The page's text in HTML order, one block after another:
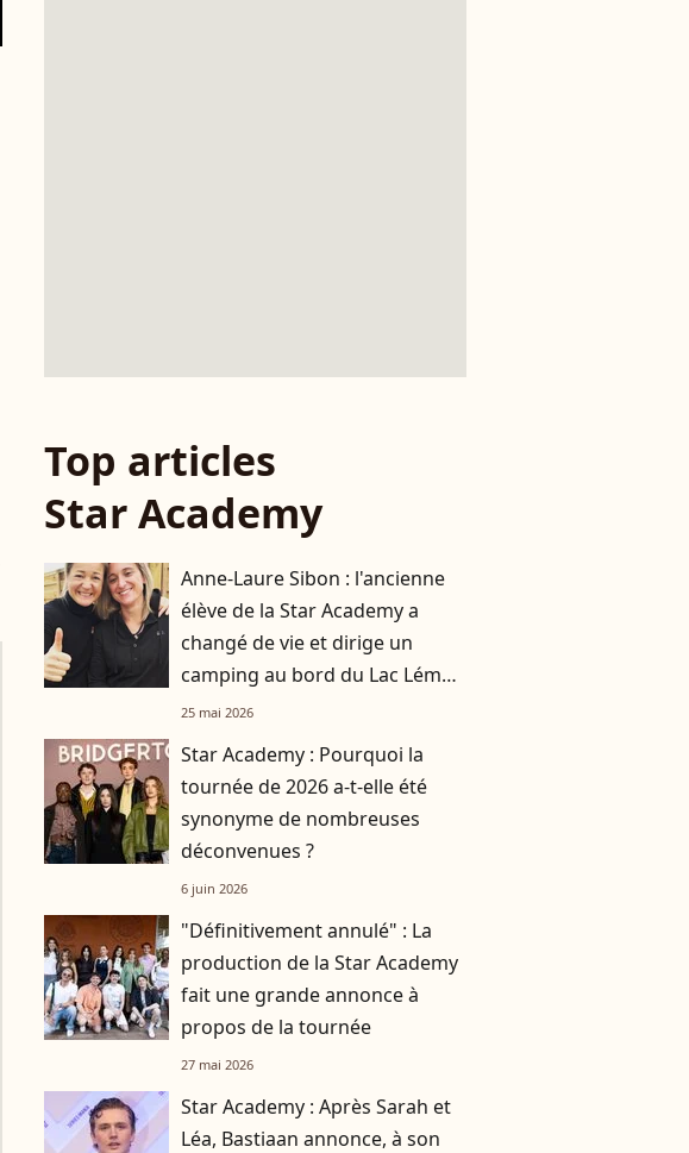
Top articles
Star Academy
Anne-Laure Sibon : l'ancienne
élève de la Star Academy a
changé de vie et dirige un
camping au bord du Lac Léman
avec sa compagne
25 mai 2026
Star Academy : Pourquoi la
tournée de 2026 a-t-elle été
synonyme de nombreuses
déconvenues ?
6 juin 2026
"Définitivement annulé" : La
production de la Star Academy
fait une grande annonce à
propos de la tournée
27 mai 2026
Star Academy : Après Sarah et
Léa, Bastiaan annonce, à son